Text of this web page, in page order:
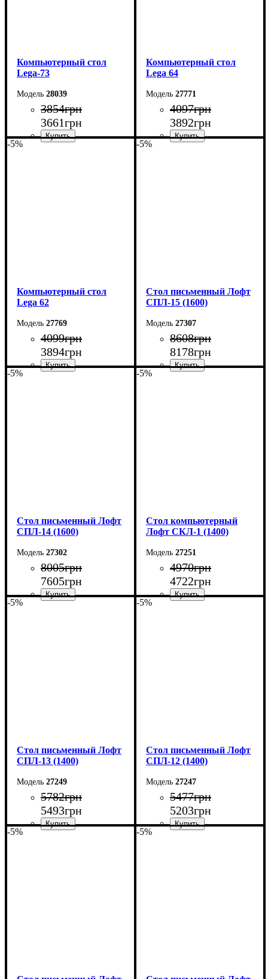
Компьютерный стол
Lega-73
28039
3854грн
3661грн
Компьютерный стол
Lega 64
27771
4097грн
3892грн
-5%
Компьютерный стол
Lega 62
27769
4099грн
3894грн
-5%
Стол письменный Лофт
СПЛ-15 (1600)
27307
8608грн
8178грн
-5%
Стол письменный Лофт
СПЛ-14 (1600)
27302
8005грн
7605грн
-5%
Стол компьютерный
Лофт СКЛ-1 (1400)
27251
4970грн
4722грн
-5%
Стол письменный Лофт
СПЛ-13 (1400)
27249
5782грн
5493грн
-5%
Стол письменный Лофт
СПЛ-12 (1400)
27247
5477грн
5203грн
-5% -5%